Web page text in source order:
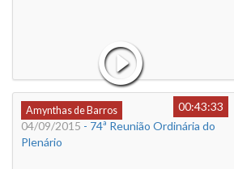
Amynthas de Barros
00:43:33
04/09/2015 - 74ª Reunião Ordinária do
Plenário